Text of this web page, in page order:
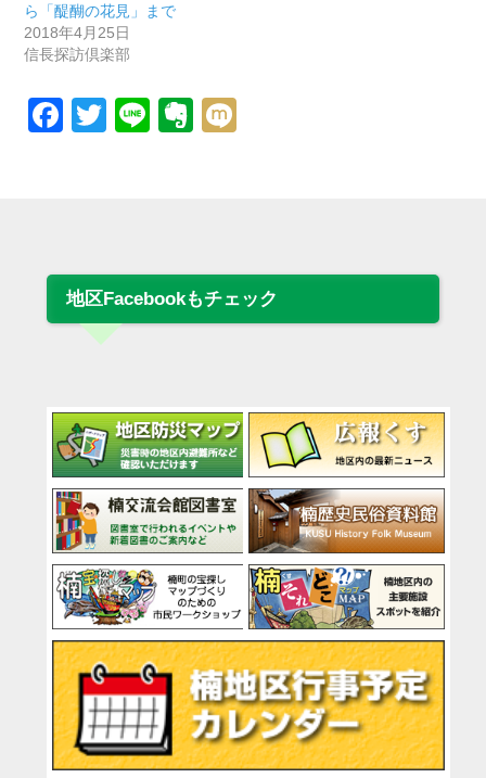
ら「醍醐の花見」まで
2018年4月25日
信長探訪倶楽部
Facebook
Twitter
LineEvernote
地区Facebookもチェック